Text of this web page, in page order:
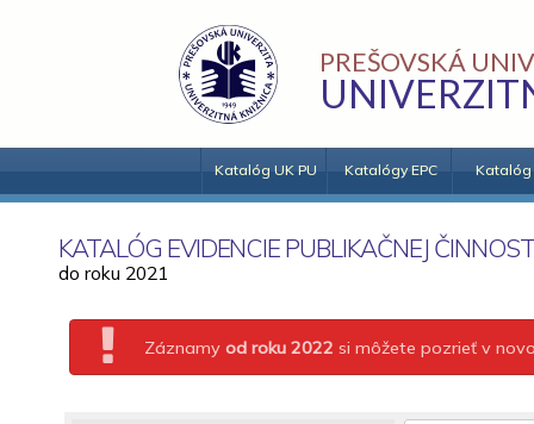
PREŠOVSKÁ
Katalóg UK PU Katalógy EPC Katalóg
KATALÓG EVIDENCIE PUBLIKAČNEJ
do roku 2021
Záznamyod roku 2022 si môžete pozrieť v